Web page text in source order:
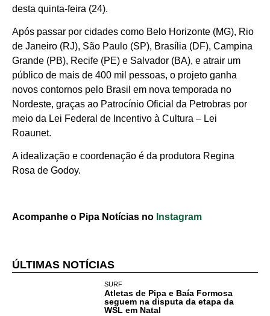
desta quinta-feira (24).
Após passar por cidades como Belo Horizonte (MG), Rio
de Janeiro (RJ), São Paulo (SP), Brasília (DF), Campina
Grande (PB), Recife (PE) e Salvador (BA), e atrair um
público de mais de 400 mil pessoas, o projeto ganha
novos contornos pelo Brasil em nova temporada no
Nordeste, graças ao Patrocínio Oficial da Petrobras por
meio da Lei Federal de Incentivo à Cultura – Lei
Roaunet.
A idealização e coordenação é da produtora Regina
Rosa de Godoy.
Acompanhe o Pipa Notícias no Instagram
ÚLTIMAS NOTÍCIAS
SURF
Atletas de Pipa e Baía Formosa
seguem na disputa da etapa da
WSL em Natal